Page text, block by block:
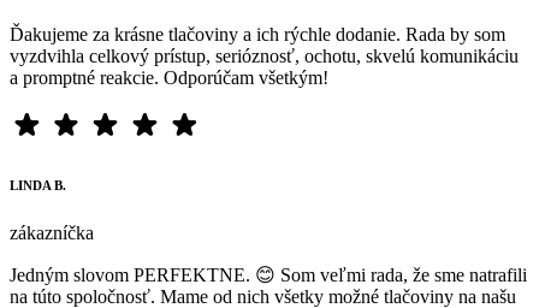
Ďakujeme za krásne tlačoviny a ich rýchle dodanie. Rada by som
vyzdvihla celkový prístup, serióznosť, ochotu, skvelú komunikáciu
a promptné reakcie. Odporúčam všetkým!
LINDA B.
zákazníčka
Jedným slovom PERFEKTNE. 😊 Som veľmi rada, že sme natrafili
na túto spoločnosť. Mame od nich všetky možné tlačoviny na našu